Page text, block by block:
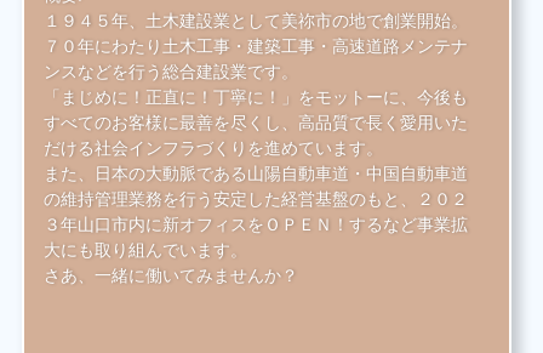
１９４５年、土木建設業として美祢市の地で創業開始。
７０年にわたり土木工事・建築工事・高速道路メンテナ
ンスなどを行う総合建設業です。
「まじめに！正直に！丁寧に！」をモットーに、今後も
すべてのお客様に最善を尽くし、高品質で長く愛用いた
だける社会インフラづくりを進めています。
また、日本の大動脈である山陽自動車道・中国自動車道
の維持管理業務を行う安定した経営基盤のもと、２０２
３年山口市内に新オフィスをＯＰＥＮ！するなど事業拡
大にも取り組んでいます。
さあ、一緒に働いてみませんか？